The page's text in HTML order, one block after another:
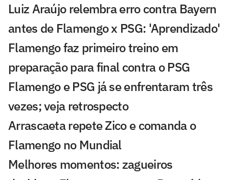
Luiz Araújo relembra erro contra Bayern
antes de Flamengo x PSG: 'Aprendizado'
Flamengo faz primeiro treino em
preparação para final contra o PSG
Flamengo e PSG já se enfrentaram três
vezes; veja retrospecto
Arrascaeta repete Zico e comanda o
Flamengo no Mundial
Melhores momentos: zagueiros